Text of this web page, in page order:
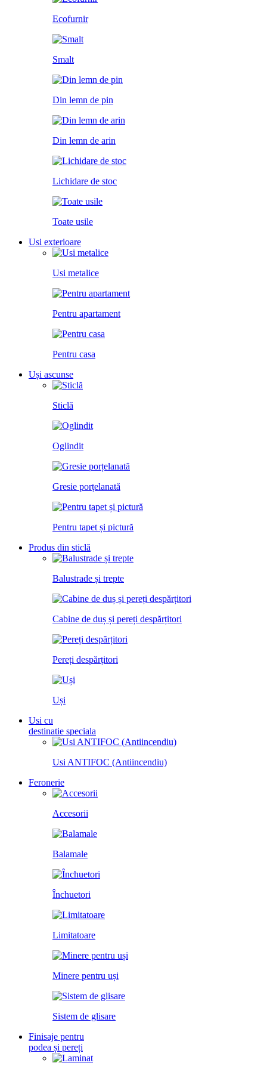
Ecofurnir
Smalt
Din lemn de pin
Din lemn de arin
Lichidare de stoc
Toate usile
Usi exterioare
Usi metalice
Pentru apartament
Pentru casa
Uși ascunse
Sticlă
Oglindit
Gresie porțelanată
Pentru tapet și pictură
Produs din sticlă
Balustrade și trepte
Cabine de duș și pereți despărțitori
Pereți despărțitori
Uși
Usi cu
destinatie speciala
Usi ANTIFOC (Antiincendiu)
Feronerie
Accesorii
Balamale
Închuetori
Limitatoare
Minere pentru uși
Sistem de glisare
Finisaje pentru
podea și pereți